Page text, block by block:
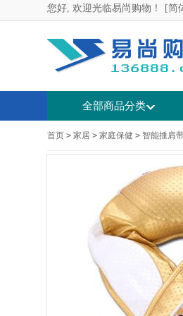
您好, 欢迎光临易尚购物！ [简
全部商品分类
首页 > 家居 > 家庭保健 > 智能捶肩